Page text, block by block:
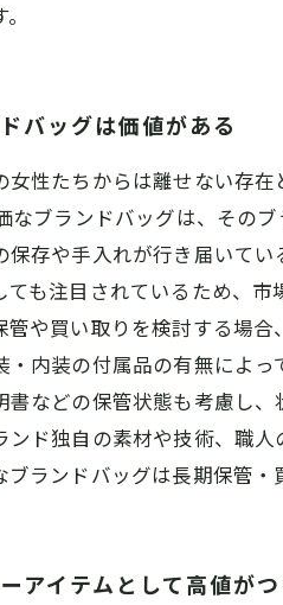
バッグは価値がある
性たちからは離せない存
ブランドバッグは、その
存や手入れが行き届いて
も注目されているため、
や買い取りを検討する場
内装の付属品の有無によ
などの保管状態も考慮し
ド独自の素材や技術、職
ランドバッグは長期保管・
アイテムとして高値がつ